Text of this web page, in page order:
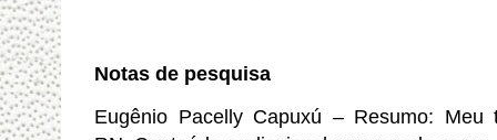
Notas de pesquisa
Eugênio Pacelly Capuxú – Resumo: Meu